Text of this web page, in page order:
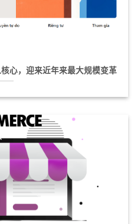
心，迎来近年来最大规模变革